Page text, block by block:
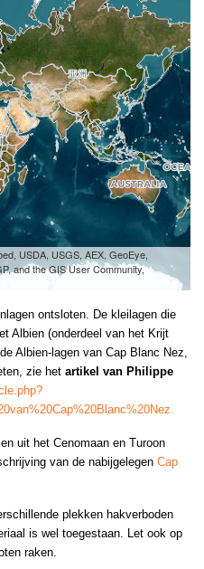
USDA, USGS, AEX, GeoEye,
and the GIS User Community,
ontsloten. De kleilagen die
Albien (onderdeel van het Krijt
Albien-lagen van Cap Blanc Nez,
zie het artikel van Philippe
uit het Cenomaan en Turoon
van de nabijgelegen Cap
plekken hakverboden
is wel toegestaan. Let ook op
raken.